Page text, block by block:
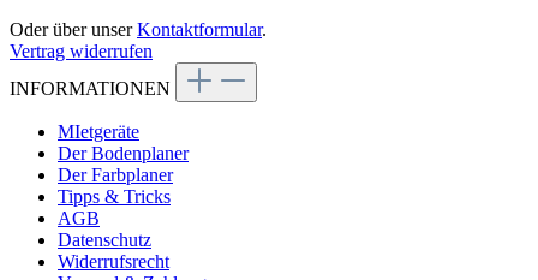
Oder über unserKontaktformular.
Vertrag widerrufen
INFORMATIONEN
MIetgeräte
Der Bodenplaner
Der Farbplaner
Tipps & Tricks
AGB
Datenschutz
Widerrufsrecht